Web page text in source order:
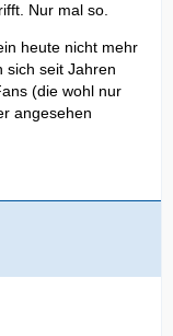
Nur mal so.
heute nicht mehr
sich seit Jahren
(die wohl nur
angesehen